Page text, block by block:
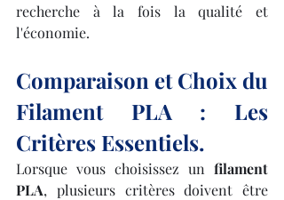
recherche à la fois la qualité et
l'économie.
Comparaison et Choix du
Filament PLA : Les
Critères Essentiels.
Lorsque vous choisissez un filament
PLA, plusieurs critères doivent être